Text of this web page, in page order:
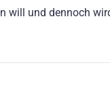
will und dennoch